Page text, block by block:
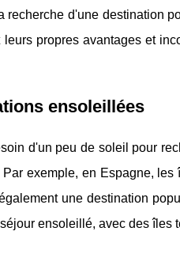
recherche d'une destination
propres avantages et
ensoleillées
d'un peu de soleil pour
exemple, en Espagne,
une destination
ensoleillé, avec des îles